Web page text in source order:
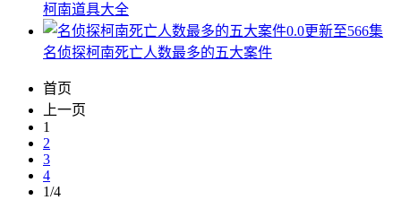
柯南道具大全
0.0更新至566集
名侦探柯南死亡人数最多的五大案件
首页
上一页
1
2
3
4
1/4